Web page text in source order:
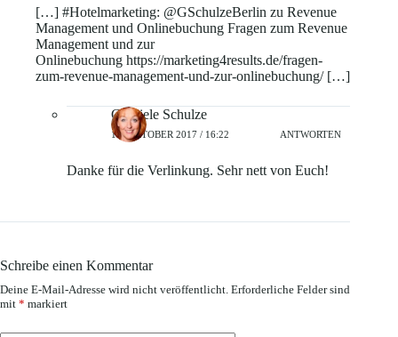
[…] #Hotelmarketing: @GSchulzeBerlin zu Revenue
Management und Onlinebuchung Fragen zum Revenue
Management und zur
Onlinebuchung https://marketing4results.de/fragen-
zum-revenue-management-und-zur-onlinebuchung/ […]
Gabriele Schulze
16. OKTOBER 2017 / 16:22 ANTWORTEN
Danke für die Verlinkung. Sehr nett von Euch!
Schreibe einen Kommentar
Deine E-Mail-Adresse wird nicht veröffentlicht. Erforderliche Felder sind
mit * markiert